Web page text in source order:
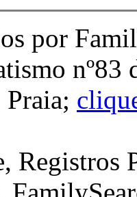
por
Praia;
Registros